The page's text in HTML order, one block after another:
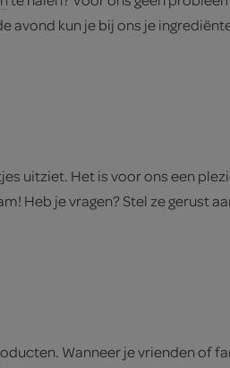
avond kun je bij ons je
uitziet. Het is voor ons een
Heb je vragen? Stel ze gerust
Wanneer je vrienden of